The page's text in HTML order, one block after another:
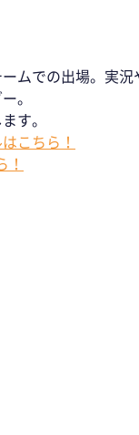
ムでの出場。実況
。
す。
こちら！
！